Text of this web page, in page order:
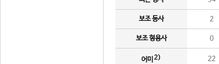
보조 동사 2
보조 형용사 0
어미 2) 22